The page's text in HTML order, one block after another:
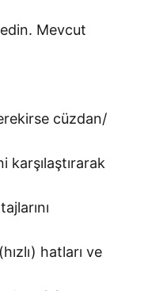
Mevcut
cüzdan/
karşılaştırarak
hatları ve